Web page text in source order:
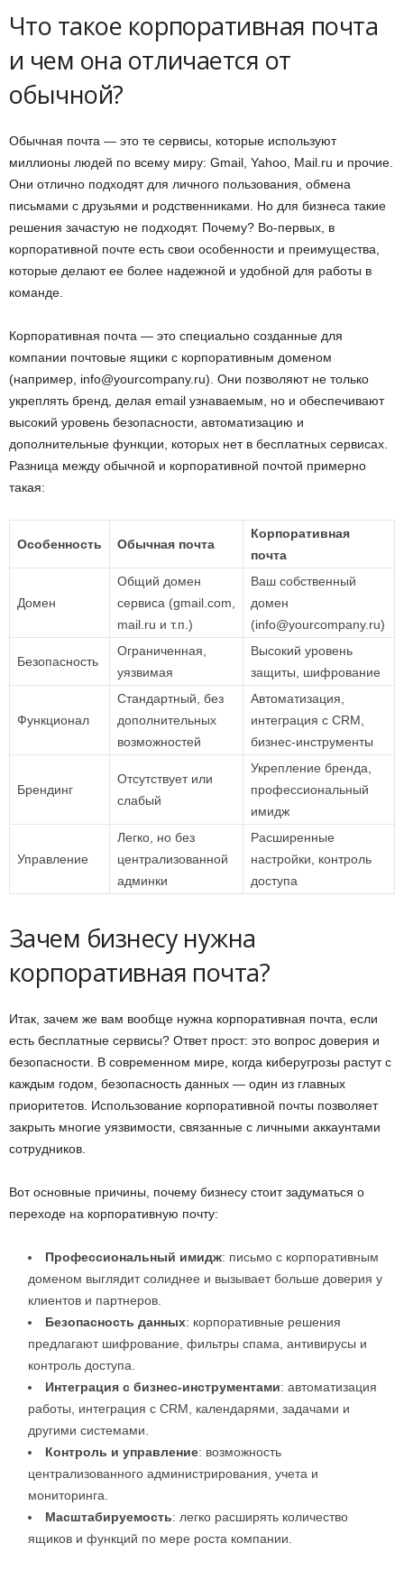
Что такое корпоративная почта
и чем она отличается от
обычной?
Обычная почта — это те сервисы, которые используют
миллионы людей по всему миру: Gmail, Yahoo, Mail.ru и прочие.
Они отлично подходят для личного пользования, обмена
письмами с друзьями и родственниками. Но для бизнеса такие
решения зачастую не подходят. Почему? Во-первых, в
корпоративной почте есть свои особенности и преимущества,
которые делают ее более надежной и удобной для работы в
команде.
Корпоративная почта — это специально созданные для
компании почтовые ящики с корпоративным доменом
(например, info@yourcompany.ru). Они позволяют не только
укреплять бренд, делая email узнаваемым, но и обеспечивают
высокий уровень безопасности, автоматизацию и
дополнительные функции, которых нет в бесплатных сервисах.
Разница между обычной и корпоративной почтой примерно
такая:
Особенность Обычная почта
Корпоративная
почта
Домен
Общий домен
сервиса (gmail.com,
mail.ru и т.п.)
Ваш собственный
домен
(info@yourcompany.ru)
Безопасность
Ограниченная,
уязвимая
Высокий уровень
защиты, шифрование
Функционал
Стандартный, без
дополнительных
возможностей
Автоматизация,
интеграция с CRM,
бизнес-инструменты
Брендинг
Отсутствует или
слабый
Укрепление бренда,
профессиональный
имидж
Управление
Легко, но без
централизованной
админки
Расширенные
настройки, контроль
доступа
Зачем бизнесу нужна
корпоративная почта?
Итак, зачем же вам вообще нужна корпоративная почта, если
есть бесплатные сервисы? Ответ прост: это вопрос доверия и
безопасности. В современном мире, когда киберугрозы растут с
каждым годом, безопасность данных — один из главных
приоритетов. Использование корпоративной почты позволяет
закрыть многие уязвимости, связанные с личными аккаунтами
сотрудников.
Вот основные причины, почему бизнесу стоит задуматься о
переходе на корпоративную почту:
Профессиональный имидж: письмо с корпоративным
доменом выглядит солиднее и вызывает больше доверия у
клиентов и партнеров.
Безопасность данных: корпоративные решения
предлагают шифрование, фильтры спама, антивирусы и
контроль доступа.
Интеграция с бизнес-инструментами: автоматизация
работы, интеграция с CRM, календарями, задачами и
другими системами.
Контроль и управление: возможность
централизованного администрирования, учета и
мониторинга.
Масштабируемость: легко расширять количество
ящиков и функций по мере роста компании.